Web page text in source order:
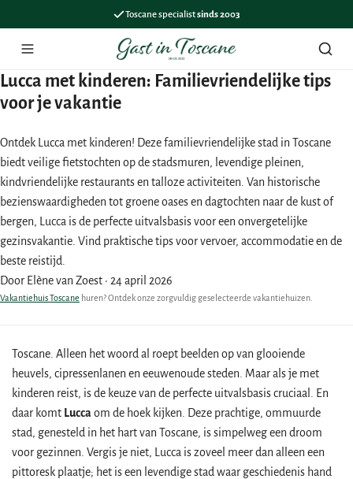
Toscane specialistsinds 2003
Menu
Lucca met kinderen: Familievriendelijke tips
voor je vakantie
Ontdek Lucca met kinderen! Deze familievriendelijke stad in Toscane
biedt veilige fietstochten op de stadsmuren, levendige pleinen,
kindvriendelijke restaurants en talloze activiteiten. Van historische
bezienswaardigheden tot groene oases en dagtochten naar de kust of
bergen, Lucca is de perfecte uitvalsbasis voor een onvergetelijke
gezinsvakantie. Vind praktische tips voor vervoer, accommodatie en de
beste reistijd.
Door Elène van Zoest · 24 april 2026
Vakantiehuis Toscane huren? Ontdek onze zorgvuldig geselecteerde vakantiehuizen.
Toscane. Alleen het woord al roept beelden op van glooiende
heuvels, cipressenlanen en eeuwenoude steden. Maar als je met
kinderen reist, is de keuze van de perfecte uitvalsbasis cruciaal. En
daar komt Luccaom de hoek kijken. Deze prachtige, ommuurde
stad, genesteld in het hart van Toscane, is simpelweg een droom
voor gezinnen. Vergis je niet, Lucca is zoveel meer dan alleen een
pittoresk plaatje; het is een levendige stad waar geschiedenis hand